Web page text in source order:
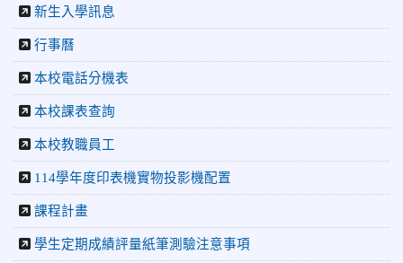
日盃籃球賽 榮獲季軍！
2026-06-09
齡游泳錦標賽榮獲佳績！
2026-06-02
榮譽
長盃」跆拳道錦標賽暨全國少年盃花蓮縣代表隊選拔賽 榮獲
佳績！
2026-05-03
Show and Tell榮獲佳績
2026-04-30
容
2026-04-27
榮譽
賀 本校籃球隊參加115年花蓮縣縣長盃籃
新生入學訊息
行事曆
本校電話分機表
本校課表查詢
本校教職員工
114學年度印表機實物投影機配置
課程計畫
學生定期成績評量紙筆測驗注意事項